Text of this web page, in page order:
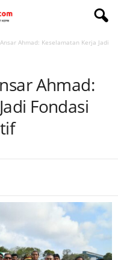
Ahmad: Keselamatan Kerja Jadi
Ahmad:
Fondasi